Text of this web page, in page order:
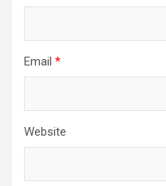
Email *
Website